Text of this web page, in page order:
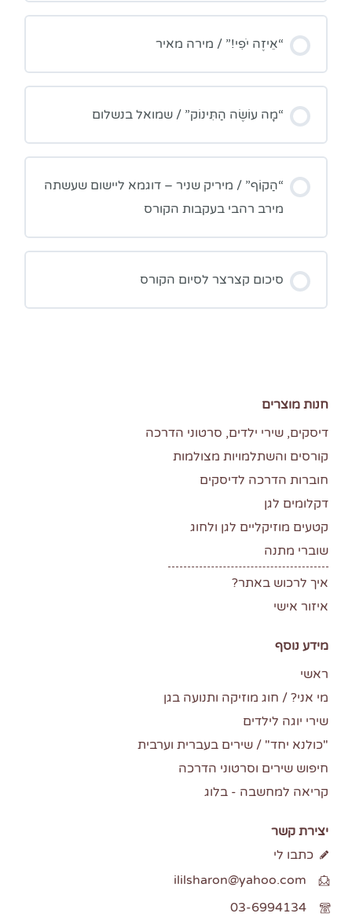
“אֵיזֶה יֹפִי!” / מירה מאיר
“מָה עוֹשֶׂה הַתִּינוֹק” / שמואל בנשלום
“הַקוֹף” / מיריק שניר – דוגמא ליישום שעשתה
מירב רהבי בעקבות הקורס
סיכום קצרצר לסיום הקורס
חנות מוצרים
דיסקים, שירי ילדים, סרטוני הדרכה
קורסים והשתלמויות מצולמות
חוברות הדרכה לדיסקים
דקלומים לגן
קטעים מוזיקליים לגן ולחוג
שוברי מתנה
איך לרכוש באתר?
איזור אישי
מידע נוסף
ראשי
מי אני? / חוג מוזיקה ותנועה בגן
שירי יוגה לילדים
"כולנא יחד" / שירים בעברית וערבית
חיפוש שירים וסרטוני הדרכה
קריאה למחשבה - בלוג
יצירת קשר
כתבו לי
ililsharon@yahoo.com
03-6994134